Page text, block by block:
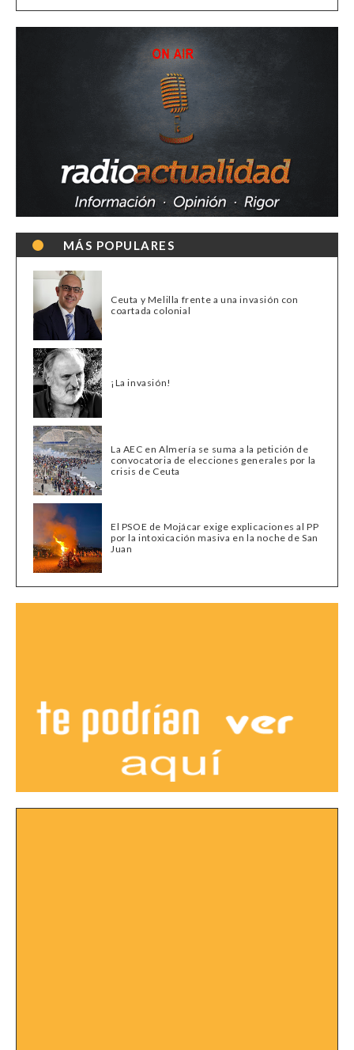
MÁS POPULARES
Ceuta y Melilla frente a una invasión con
coartada colonial
¡La invasión!
La AEC en Almería se suma a la petición de
convocatoria de elecciones generales por la
crisis de Ceuta
El PSOE de Mojácar exige explicaciones al PP
por la intoxicación masiva en la noche de San
Juan